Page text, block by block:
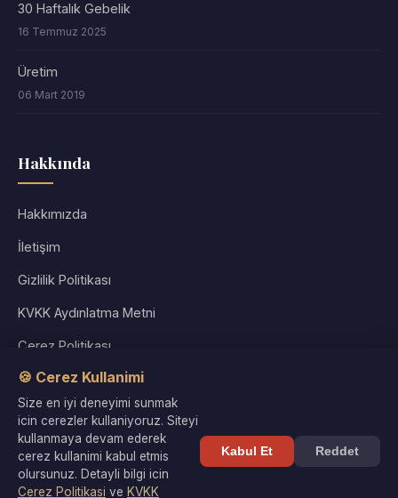
30 Haftalık Gebelik
16 Temmuz 2025
Üretim
06 Mart 2019
Hakkında
Hakkımızda
İletişim
Gizlilik Politikası
KVKK Aydınlatma Metni
Çerez Politikası
Kullanım Koşulları
Site Haritası
🍪 Cerez Kullanimi
Size en iyi deneyimi sunmak
icin cerezler kullaniyoruz. Siteyi
kullanmaya devam ederek
cerez kullanimi kabul etmis
olursunuz. Detayli bilgi icin
Cerez Politikasi ve KVKK
Kabul Et Reddet